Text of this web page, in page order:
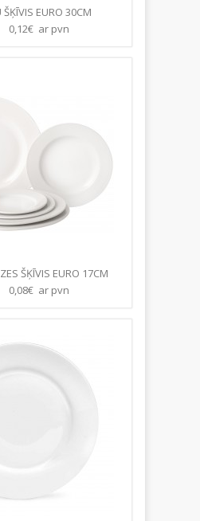
ŠĶĪVIS EURO 30CM
0,12€ ar pvn
ŠĶĪVIS EURO 17CM
0,08€ ar pvn